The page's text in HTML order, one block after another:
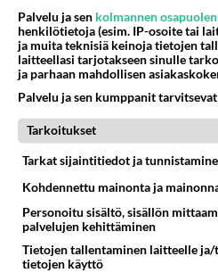
viimeiseen sataan vuoteen.
tilastojen väärent...
EelisPermanen
15.08.2020 12:32
MAAILMAN MENOA
Kannattaa perehtyä
käytöstä. Kangasmas...
04.08.2020 08:57
Palvelu ja sen kolmannen
henkilötietoja (esim. IP-osoite tai
ja muita teknisiä keinoja tietojen
laitteellasi tarjotakseen sinulle
ja parhaan mahdollisen
Palvelu ja sen kumppanit
Tarkoitukset
Tarkat sijaintitiedot ja
Kohdennettu mainonta ja
Personoitu sisältö, sisällön
palvelujen kehittäminen
Tietojen tallentaminen laitteelle
tietojen käyttö